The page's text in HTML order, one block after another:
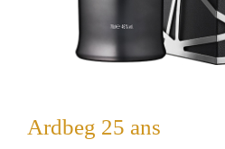
Ardbeg 25 ans